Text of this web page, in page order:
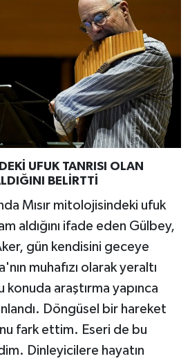
UFUK TANRISI OLAN
BELİRTTİ
Mısır mitolojisindeki ufuk
aldığını ifade eden Gülbey,
gün kendisini geceye
muhafızı olarak yeraltı
konuda araştırma yapınca
Döngüsel bir hareket
fark ettim. Eseri de bu
Dinleyicilere hayatın